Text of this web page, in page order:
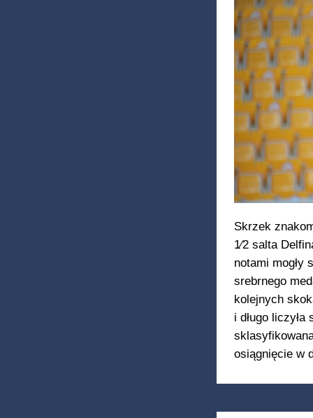
Skrzek
1⁄2 salta
notami mogły
srebrnego
kolejnych
i długo
osiągnięcie w